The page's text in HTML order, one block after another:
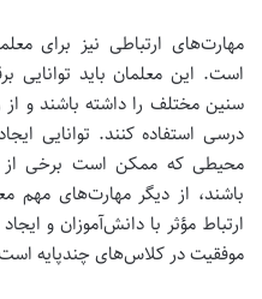
مهارت‌های ارتباطی نیز برای
است. این معلمان باید توانایی
سنین مختلف را داشته باشند و
درسی استفاده کنند. توانایی
محیطی که ممکن است برخی از
باشند، از دیگر مهارت‌های مهم
ارتباط مؤثر با دانش‌آموزان و
موفقیت در کلاس‌های چندپایه